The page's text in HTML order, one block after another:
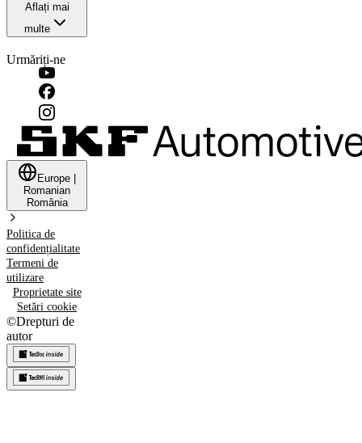
Aflați mai
multe
Urmăriți-ne
Europe
Romanian
România
Politica de
confidențialitate
Termeni de
utilizare
Proprietate site
Setări cookie
©Drepturi de
autor